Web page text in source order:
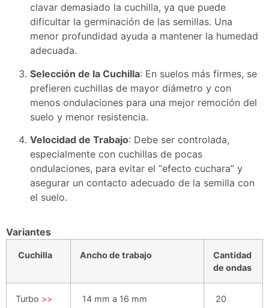
clavar demasiado la cuchilla, ya que puede
dificultar la germinación de las semillas. Una
menor profundidad ayuda a mantener la humedad
adecuada.
Selección de la Cuchilla: En suelos más firmes, se
prefieren cuchillas de mayor diámetro y con
menos ondulaciones para una mejor remoción del
suelo y menor resistencia.
Velocidad de Trabajo: Debe ser controlada,
especialmente con cuchillas de pocas
ondulaciones, para evitar el “efecto cuchara” y
asegurar un contacto adecuado de la semilla con
el suelo.
Variantes
Cuchilla Ancho de trabajo
Cantidad
de ondas
Turbo >> 14 mm a 16 mm 20